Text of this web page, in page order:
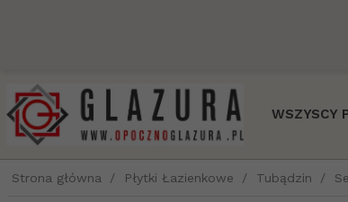
WSZYSCY
Strona główna Płytki Łazienkowe Tubądzin